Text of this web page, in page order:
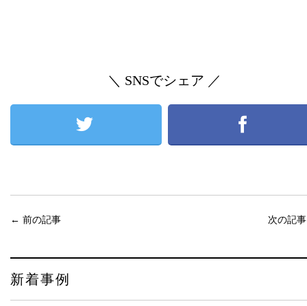
＼ SNSでシェア ／
← 前の記事 次の記
新着事例